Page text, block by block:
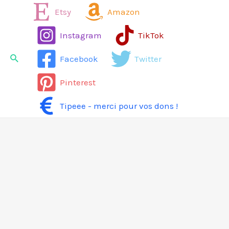
Rechercher
Etsy Amazon
Instagram TikTok
Facebook Twitter
Pinterest
Tipeee - merci pour vos dons !